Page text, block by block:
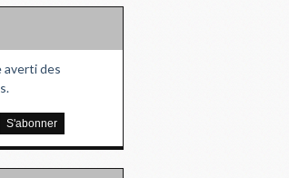
averti des